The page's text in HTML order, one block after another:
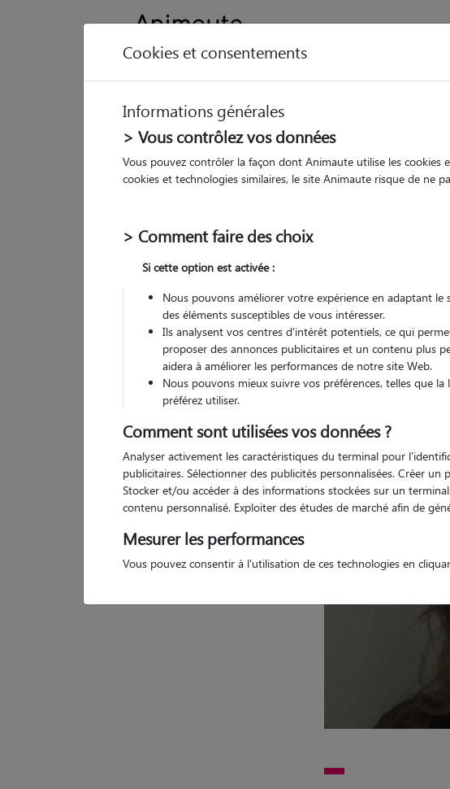
chez le Pet Sitter
Pas d'animaux
Cookies et consentements
Informations générales
> Vous contrôlez vos données
Vous pouvez contrôler la façon dont Animaute utilise les cookies
cookies et technologies similaires, le site Animaute risque de ne
> Comment faire des choix
Si cette option est activée :
Nous pouvons améliorer votre expérience en adaptant le
des éléments susceptibles de vous intéresser.
Ils analysent vos centres d'intérêt potentiels, ce qui
proposer des annonces publicitaires et un contenu plus
aidera à améliorer les performances de notre site Web.
Nous pouvons mieux suivre vos préférences, telles que la
préférez utiliser.
Comment sont utilisées vos données ?
Analyser activement les caractéristiques du terminal pour
publicitaires. Sélectionner des publicités personnalisées. Créer
Stocker et/ou accéder à des informations stockées sur un
contenu personnalisé. Exploiter des études de marché afin de
Mesurer les performances
Vous pouvez consentir à l'utilisation de ces technologies en